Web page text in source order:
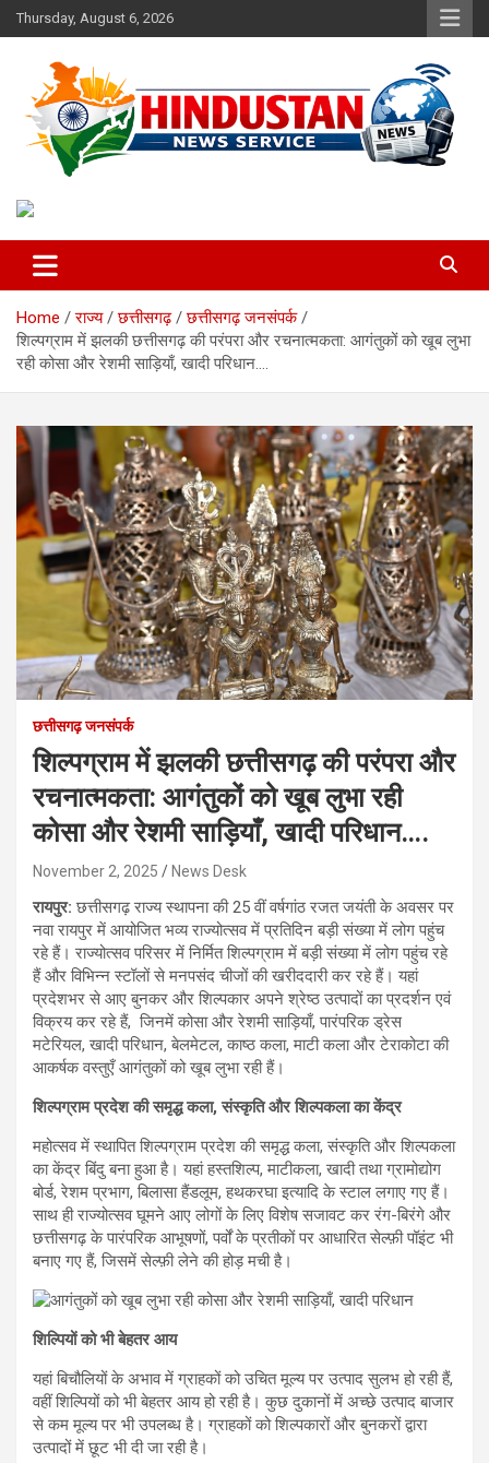
Skip
to
Thursday, August 6, 2026
Hindustan News Service
Home राज्य छत्तीसगढ़
छत्तीसगढ़ जनसंपर्क
शिल्पग्राम में झलकी छत्तीसगढ़ की परंपरा और रचनात्मकता: आगंतुकों को खूब लुभा
रही कोसा और रेशमी साड़ियाँ, खादी परिधान….
छत्तीसगढ़ जनसंपर्क
शिल्पग्राम में झलकी छत्तीसगढ़ की परंपरा और
रचनात्मकता: आगंतुकों को खूब लुभा रही
कोसा और रेशमी साड़ियाँ, खादी परिधान….
November 2, 2025 News Desk
रायपुर:छत्तीसगढ़ राज्य स्थापना की 25 वीं वर्षगांठ रजत जयंती के अवसर पर
नवा रायपुर में आयोजित भव्य राज्योत्सव में प्रतिदिन बड़ी संख्या में लोग पहुंच
रहे हैं। राज्योत्सव परिसर में निर्मित शिल्पग्राम में बड़ी संख्या में लोग पहुंच रहे
हैं और विभिन्न स्टॉलों से मनपसंद चीजों की खरीददारी कर रहे हैं। यहां
प्रदेशभर से आए बुनकर और शिल्पकार अपने श्रेष्ठ उत्पादों का प्रदर्शन एवं
विक्रय कर रहे हैं, जिनमें कोसा और रेशमी साड़ियाँ, पारंपरिक ड्रेस
मटेरियल, खादी परिधान, बेलमेटल, काष्ठ कला, माटी कला और टेराकोटा की
आकर्षक वस्तुएँ आगंतुकों को खूब लुभा रही हैं।
शिल्पग्राम प्रदेश की समृद्ध कला, संस्कृति और शिल्पकला का केंद्र
महोत्सव में स्थापित शिल्पग्राम प्रदेश की समृद्ध कला, संस्कृति और शिल्पकला
का केंद्र बिंदु बना हुआ है। यहां हस्तशिल्प, माटीकला, खादी तथा ग्रामोद्योग
बोर्ड, रेशम प्रभाग, बिलासा हैंडलूम, हथकरघा इत्यादि के स्टाल लगाए गए हैं।
साथ ही राज्योत्सव घूमने आए लोगों के लिए विशेष सजावट कर रंग-बिरंगे और
छत्तीसगढ़ के पारंपरिक आभूषणों, पर्वों के प्रतीकों पर आधारित सेल्फ़ी पॉइंट भी
बनाए गए हैं, जिसमें सेल्फ़ी लेने की होड़ मची है।
शिल्पियों को भी बेहतर आय
यहां बिचौलियों के अभाव में ग्राहकों को उचित मूल्य पर उत्पाद सुलभ हो रही हैं,
वहीं शिल्पियों को भी बेहतर आय हो रही है। कुछ दुकानों में अच्छे उत्पाद बाजार
से कम मूल्य पर भी उपलब्ध है। ग्राहकों को शिल्पकारों और बुनकरों द्वारा
उत्पादों में छूट भी दी जा रही है।